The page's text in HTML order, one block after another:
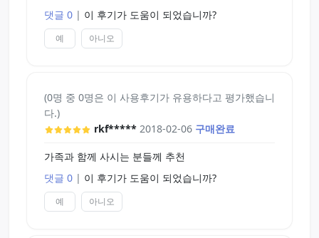
댓글 0 | 이 후기가 도움이 되었습니까?
예 아니오
(0명 중 0명은 이 사용후기가 유용하다고 평가했습니
다.)
rkf***** 2018-02-06 구매완료
가족과 함께 사시는 분들께 추천
댓글 0 | 이 후기가 도움이 되었습니까?
예 아니오